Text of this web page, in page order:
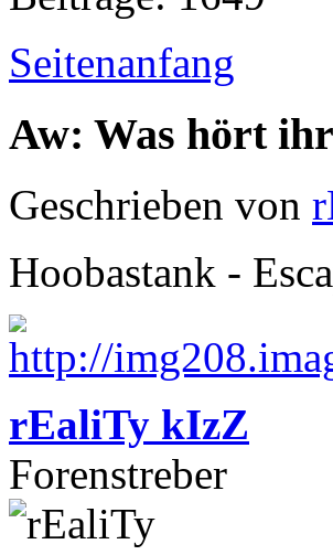
Seitenanfang
Aw: Was hört
Geschrieben von
Hoobastank -
rEaliTy kIzZ
Forenstreber